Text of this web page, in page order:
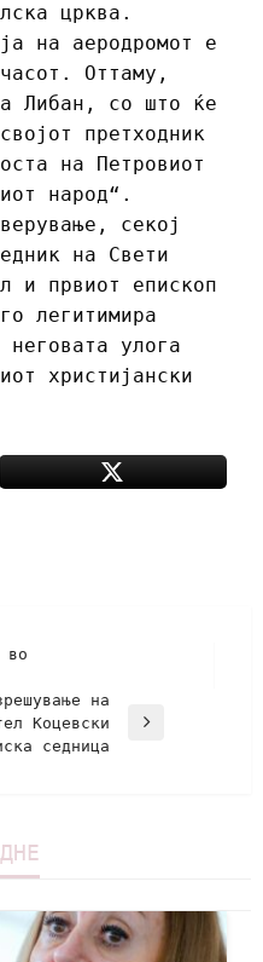
црква.
на аеродромот е
Оттаму,
Либан, со што ќе
претходник
на Петровиот
народ“.
секој
на Свети
и првиот епископ
легитимира
неговата улога
христијански
во
на
Коцевски
седница